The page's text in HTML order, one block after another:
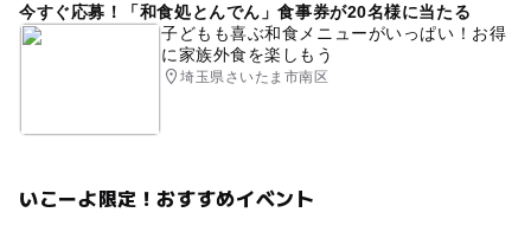
今すぐ応募！「和食処とんでん」食事券が20名様に当たる
子どもも喜ぶ和食メニューがいっぱい！お得
に家族外食を楽しもう
埼玉県さいたま市南区
いこーよ限定！おすすめイベント